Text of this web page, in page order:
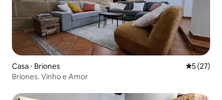
Casa ⋅ Briones 5 de uma
5 (27)
Briones. Vinho e Amor